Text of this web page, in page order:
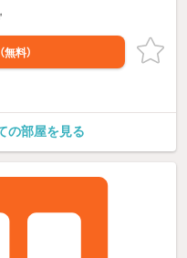
（無料）
の部屋を見る